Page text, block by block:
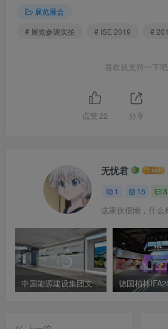
展览展会
# 展览参观实拍
# ISE 2019 #
喜欢就支持一下吧
点赞 22 分享
无忧君
1 15 3
这家伙很懒，什么
中国能源建设集团文化展厅设计效果图